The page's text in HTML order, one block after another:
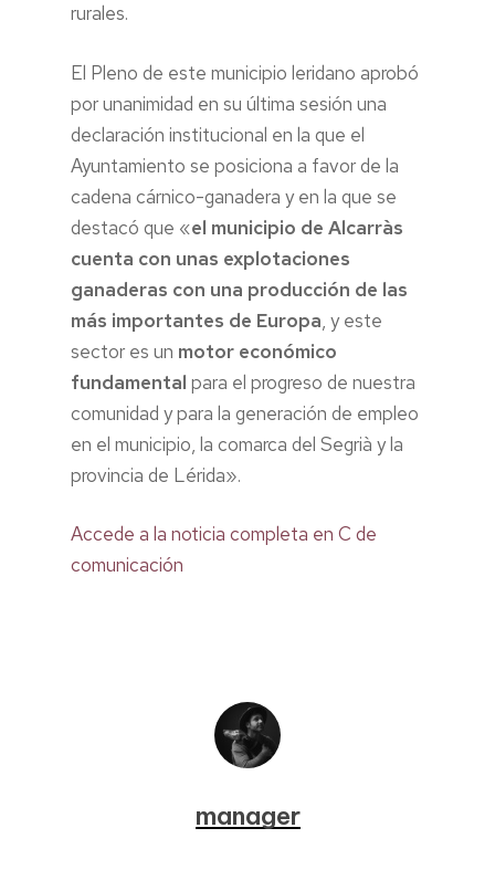
rurales.
El Pleno de este municipio leridano aprobó
por unanimidad en su última sesión una
declaración institucional en la que el
Ayuntamiento se posiciona a favor de la
cadena cárnico-ganadera y en la que se
destacó que «el municipio de Alcarràs
cuenta con unas explotaciones
ganaderas con una producción de las
más importantes de Europa, y este
sector es un motor económico
fundamental para el progreso de nuestra
comunidad y para la generación de empleo
en el municipio, la comarca del Segrià y la
provincia de Lérida».
Accede a la noticia completa en C de
comunicación
manager